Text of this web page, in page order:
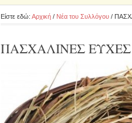
Είστε εδώ: Αρχική/ Νέα του Συλλόγου/
ΠΑΣΧΑΛΙΝΕΣ